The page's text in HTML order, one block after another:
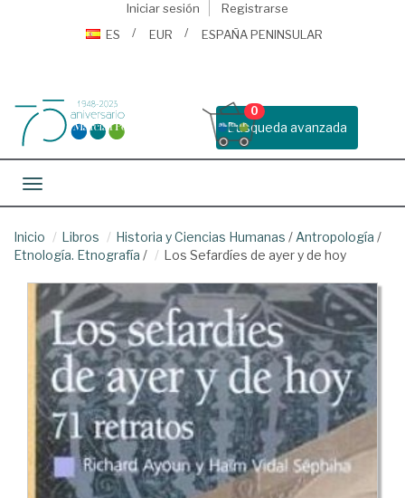
Iniciar sesión
Registrarse
ES
EUR ESPAÑA PENINSULAR
Busqueda avanzada
0
Toggle navigation
Inicio Libros Historia y Ciencias Humanas / Antropología /
Etnología. Etnografía / Los Sefardíes de ayer y de hoy